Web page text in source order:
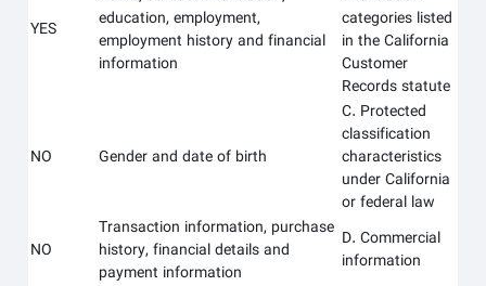
categories listed
in the California
Customer
Records statute
education, employment,
employment history and financial
information
YES
C. Protected
classification
characteristics
under California
or federal law
Gender and date of birth
NO
D. Commercial
information
Transaction information, purchase
history, financial details and
payment information
NO